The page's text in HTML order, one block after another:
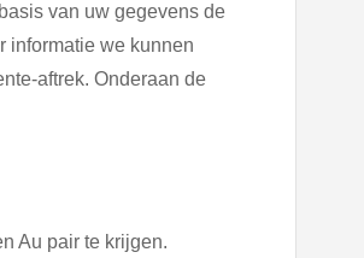
van uw gegevens de
informatie we kunnen
aftrek. Onderaan de
Au pair te krijgen.